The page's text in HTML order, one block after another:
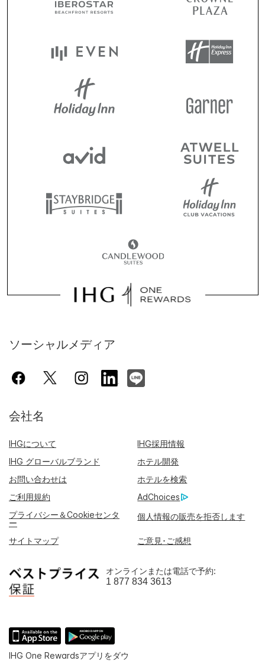
ソーシャルメディア
会社名
IHGについて
IHG採用情報
IHG グローバルブランド
ホテル開発
お問い合わせは
ホテルを検索
ご利用規約
AdChoices
プライバシー＆Cookieセンタ
ー
個人情報の販売を拒否します
サイトマップ ご意見･ご感想
オンラインまたは電話で予約:
1 877 834 3613
IHG One Rewardsアプリをダウ